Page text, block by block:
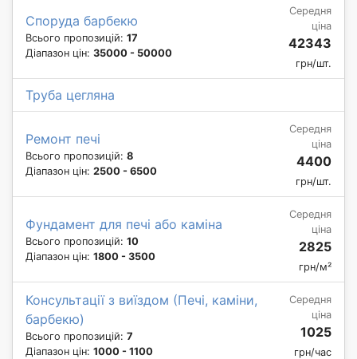
Споруда барбекю
Всього пропозицій: 17
Діапазон цін: 35000 - 50000
Середня
ціна
42343
грн/шт.
Труба цегляна
Ремонт печі
Всього пропозицій: 8
Діапазон цін: 2500 - 6500
Середня
ціна
4400
грн/шт.
Фундамент для печі або каміна
Всього пропозицій: 10
Діапазон цін: 1800 - 3500
Середня
ціна
2825
грн/м²
Консультації з виїздом (Печі, каміни,
барбекю)
Всього пропозицій: 7
Діапазон цін: 1000 - 1100
Середня
ціна
1025
грн/час